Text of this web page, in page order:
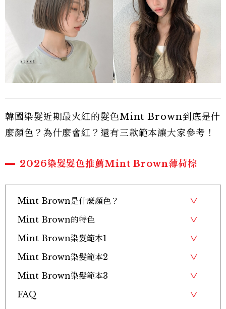
韓國染髮近期最火紅的髮色Mint Brown到底是什
麼顏色？為什麼會紅？還有三款範本讓大家參考！
2026染髮髮色推薦Mint Brown薄荷棕
Mint Brown是什麼顏色？
Mint Brown的特色
Mint Brown染髮範本1
Mint Brown染髮範本2
Mint Brown染髮範本3
FAQ